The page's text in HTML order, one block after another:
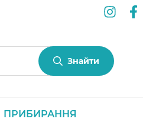
Знайти
ПРИБИРАННЯ